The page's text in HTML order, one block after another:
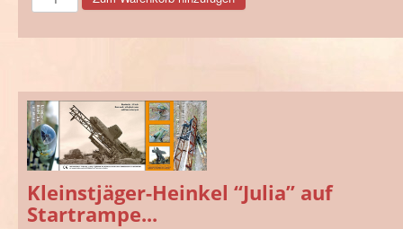
Kleinstjäger-Heinkel “Julia” auf
Startrampe...